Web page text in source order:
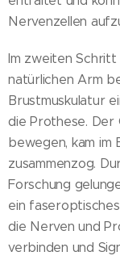
Nervenzellen
Im zweiten
natürlichen Arm
Brustmuskulatur
die Prothese. Der
bewegen, kam im
zusammenzog.
Forschung
ein
die Nerven und
verbinden und